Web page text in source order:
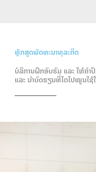
ຫຼັກສູດພັດທະນາທຸລະກິດ
ບໍລິການຝຶກອົບຮົມ ແລະ ໃຫ້ຄໍາ
ແລະ ນໍາບົດຮຽນທີ່ໄດໄປໝູນໃຊ້